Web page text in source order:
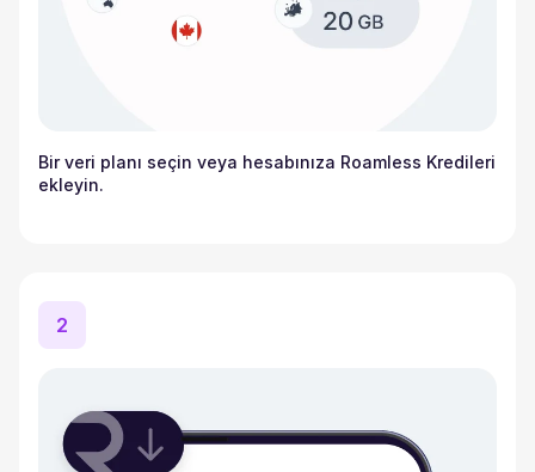
Bir veri planı seçin veya hesabınıza Roamless Kredileri
ekleyin.
2